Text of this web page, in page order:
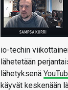
io-techin
lähetetään
lähetyksenä
käyvät keskenään